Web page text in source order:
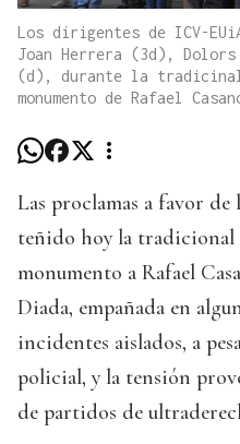
Los dirigentes de ICV-
Joan Herrera (3d), Dolors
(d), durante la
monumento de Rafael
Las proclamas a favor
teñido hoy la
monumento a Rafael
Diada, empañada en
incidentes aislados, a
policial, y la tensión
de partidos de